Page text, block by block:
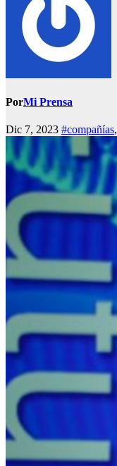
PorMi Prensa
Dic 7, 2023 #compañías,